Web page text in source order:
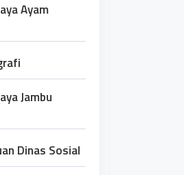
Ayam
Jambu
Dinas Sosial